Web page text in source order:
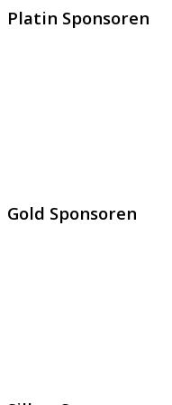
Platin Sponsoren
Gold Sponsoren